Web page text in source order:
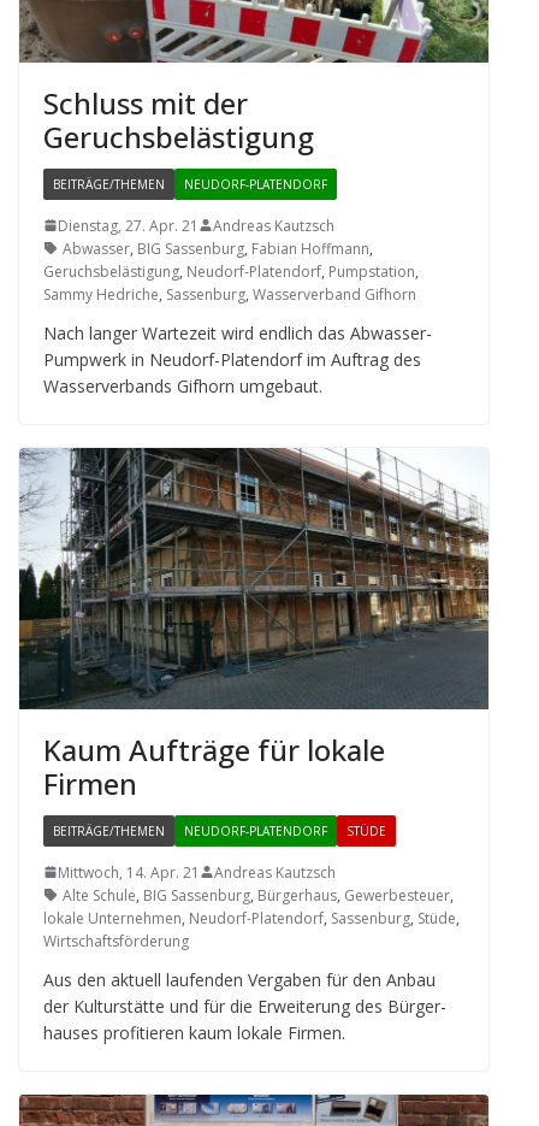
Schluss mit der
Geruchsbelästigung
BEITRÄGE/THEMEN NEUDORF-PLATENDORF
Dienstag, 27. Apr. 21
Andreas Kautzsch
Abwasser, BIG Sassenburg, Fabian Hoffmann,
Geruchsbelästigung, Neudorf-Platendorf, Pumpstation,
Sammy Hedriche, Sassenburg, Wasserverband Gifhorn
Nach lan­ger War­te­zeit wird end­lich das Abwas­ser-
Pump­werk in Neu­dorf-Pla­ten­dorf im Auf­trag des
Was­ser­ver­bands Gif­horn umgebaut.
Kaum Auf­träge für lokale
Firmen
BEITRÄGE/THEMEN NEUDORF-PLATENDORF STÜDE
Mittwoch, 14. Apr. 21
Andreas Kautzsch
Alte Schule, BIG Sassenburg, Bürgerhaus, Gewerbesteuer,
lokale Unternehmen, Neudorf-Platendorf, Sassenburg, Stüde,
Wirtschaftsförderung
Aus den aktu­ell lau­fen­den Ver­ga­ben für den Anbau
der Kul­tur­stätte und für die Erwei­te­rung des Bür­ger­
hau­ses pro­fi­tie­ren kaum lokale Firmen.